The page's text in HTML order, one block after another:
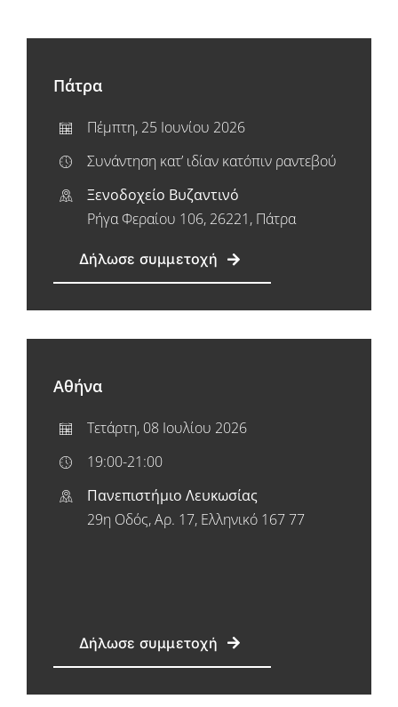
Πάτρα
Πέμπτη, 25 Ιουνίου 2026
Συνάντηση κατ’ ιδίαν κατόπιν ραντεβού
Ξενοδοχείο Βυζαντινό
Ρήγα Φεραίου 106, 26221, Πάτρα
Δήλωσε συμμετοχή
Αθήνα
Τετάρτη, 08 Ιουλίου 2026
19:00-21:00
Πανεπιστήμιο Λευκωσίας
29η Οδός, Αρ. 17, Ελληνικό 167 77
Δήλωσε συμμετοχή